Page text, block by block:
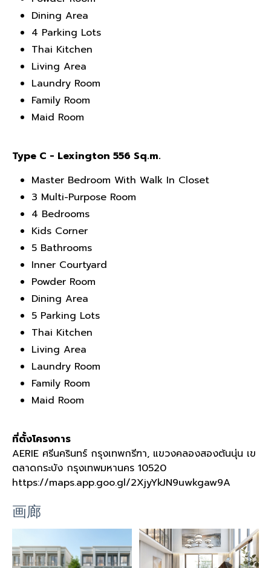
Dining Area
4 Parking Lots
Thai Kitchen
Living Area
Laundry Room
Family Room
Maid Room
Type C - Lexington 556 Sq.m.
Master Bedroom With Walk In Closet
3 Multi-Purpose Room
4 Bedrooms
Kids Corner
5 Bathrooms
Inner Courtyard
Powder Room
Dining Area
5 Parking Lots
Thai Kitchen
Living Area
Laundry Room
Family Room
Maid Room
ที่ตั้งโครงการ
AERIE ศรีนครินทร์ กรุงเทพกรีฑา, แขวงคลองสองต้นนุ่น เข
ตลาดกระบัง กรุงเทพมหานคร 10520
https://maps.app.goo.gl/2XjyYkJN9uwkgaw9A
画廊